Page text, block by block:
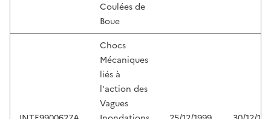
Coulées de
Boue
Chocs
Mécaniques
liés à
l'action des
Vagues